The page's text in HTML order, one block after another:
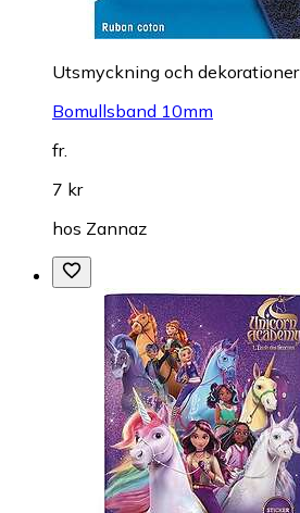
Utsmyckning och dekorationer
Bomullsband 10mm
fr.
7 kr
hos Zannaz